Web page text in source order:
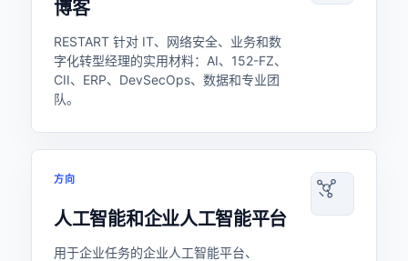
博客
RESTART 针对 IT、网络安全、业务和数
字化转型经理的实用材料：AI、152-FZ、
CII、ERP、DevSecOps、数据和专业团
队。
方向
人工智能和企业人工智能平台
用于企业任务的企业人工智能平台、